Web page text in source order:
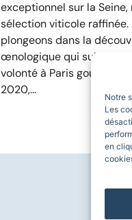
Notre
Les
en
exceptionnel sur la Seine,
sélection viticole raffinée.
plongeons dans la
œnologique qui sublime
volonté à Paris gourmand
2020,...